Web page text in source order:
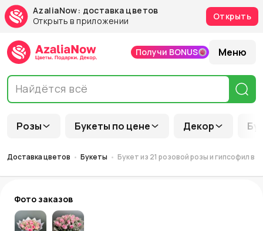
AzaliaNow: доставка цветов
Открыть в приложении
Открыть
Розы Букеты по цене Декор
Получи BONUS Меню
Доставка цветов Букеты Букет из 21 розовой розы и гипсофил в
Фото заказов